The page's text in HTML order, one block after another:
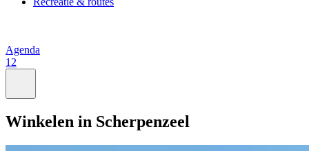
Agenda
12
Winkelen in Scherpenzeel